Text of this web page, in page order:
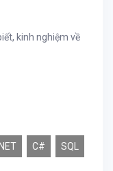
kinh nghiệm về
.NET C# SQL